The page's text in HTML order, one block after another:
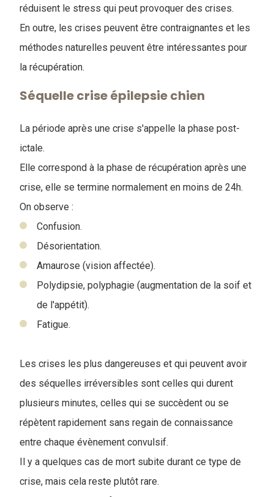
réduisent le stress qui peut provoquer des crises.
En outre, les crises peuvent être contraignantes et les
méthodes naturelles peuvent être intéressantes pour
la récupération.
Séquelle crise épilepsie chien
La période après une crise s'appelle la phase post-
ictale.
Elle correspond à la phase de récupération après une
crise, elle se termine normalement en moins de 24h.
On observe :
Confusion.
Désorientation.
Amaurose (vision affectée).
Polydipsie, polyphagie (augmentation de la soif et
de l'appétit).
Fatigue.
Les crises les plus dangereuses et qui peuvent avoir
des séquelles irréversibles sont celles qui durent
plusieurs minutes, celles qui se succèdent ou se
répètent rapidement sans regain de connaissance
entre chaque évènement convulsif.
Il y a quelques cas de mort subite durant ce type de
crise, mais cela reste plutôt rare.